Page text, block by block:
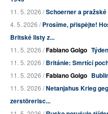
11. 5. 2026 /Schoerner a
4. 5. 2026 /Prosíme, přispějte!
Britské listy z...
11. 5. 2026 /Fabiano Golgo
11. 5. 2026 /Británie: Smrtící
11. 5. 2026 /Fabiano Golgo
11. 5. 2026 /Netanjahus Krieg
zerstörerisc...